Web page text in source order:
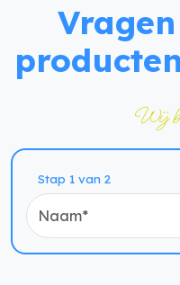
Wij
Stap 1 van 2
Naam